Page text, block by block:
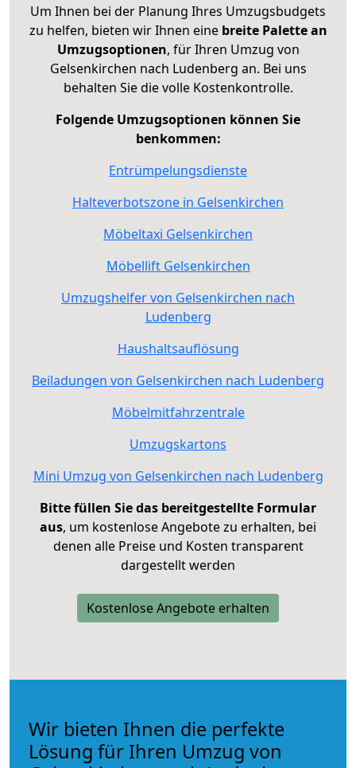
Um Ihnen bei der Planung Ihres Umzugsbudgets
zu helfen, bieten wir Ihnen eine breite Palette an
Umzugsoptionen, für Ihren Umzug von
Gelsenkirchen nach Ludenberg an. Bei uns
behalten Sie die volle Kostenkontrolle.
Folgende Umzugsoptionen können Sie
benkommen:
Entrümpelungsdienste
Halteverbotszone in Gelsenkirchen
Möbeltaxi Gelsenkirchen
Möbellift Gelsenkirchen
Umzugshelfer von Gelsenkirchen nach
Ludenberg
Haushaltsauflösung
Beiladungen von Gelsenkirchen nach Ludenberg
Möbelmitfahrzentrale
Umzugskartons
Mini Umzug von Gelsenkirchen nach Ludenberg
Bitte füllen Sie das bereitgestellte Formular
aus, um kostenlose Angebote zu erhalten, bei
denen alle Preise und Kosten transparent
dargestellt werden
Kostenlose Angebote erhalten
Wir bieten Ihnen die perfekte
Lösung für Ihren Umzug von